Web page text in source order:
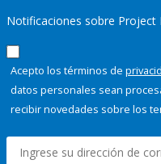
Notificaciones sobre Project
Acepto los términos de
datos personales sean
recibir novedades sobre los